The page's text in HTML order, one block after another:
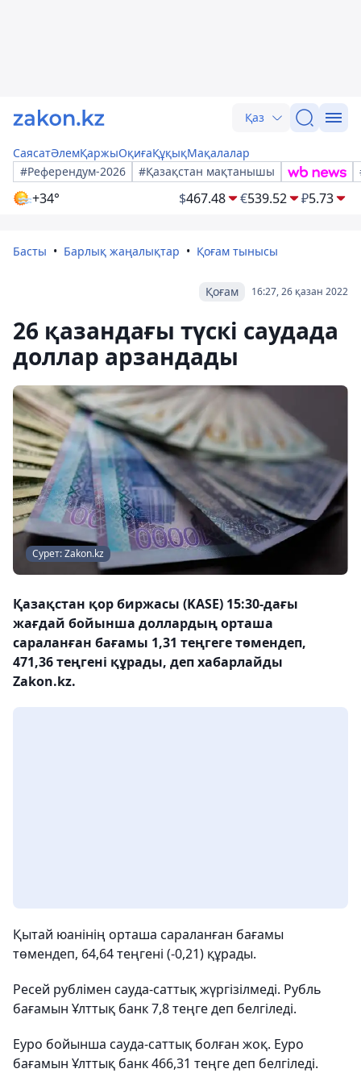
Қаз
СаясатӘлемҚаржыОқиғаҚұқықМақалалар
#Референдум-2026
#Қазақстан мақтанышы
+34° $467.48 €539.52 ₽5.73
Басты Барлық жаңалықтар Қоғам тынысы
16:27, 26 қазан 2022
Қоғам
26 қазандағы түскі саудада
доллар арзандады
Сурет: Zakon.kz
Қазақстан қор биржасы (KASE) 15:30-дағы
жағдай бойынша доллардың орташа
сараланған бағамы 1,31 теңгеге төмендеп,
471,36 теңгені құрады, деп хабарлайды
Zakon.kz.
Қытай юанінің орташа сараланған бағамы
төмендеп, 64,64 теңгені (-0,21) құрады.
Ресей рублімен сауда-саттық жүргізілмеді. Рубль
бағамын Ұлттық банк 7,8 теңге деп белгіледі.
Еуро бойынша сауда-саттық болған жоқ. Еуро
бағамын Ұлттық банк 466,31 теңге деп белгіледі.